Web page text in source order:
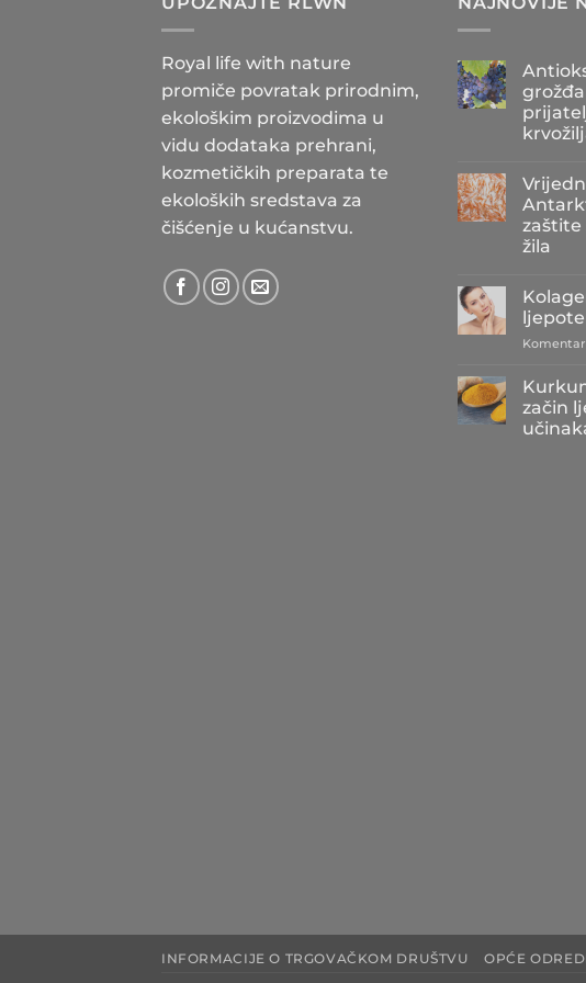
Royal life with nature
promiče povratak prirodnim,
ekološkim proizvodima u
vidu dodataka prehrani,
kozmetičkih preparata te
ekoloških sredstava za
čišćenje u kućanstvu.
na
iz
grožđa
kao
najbolji
krvožilja
zaštite
žila
na
Vrijedni
pomoćnici
s
Antarktika
službi
zaštite
srca
krvnih
začin
INFORMACIJE O TRGOVAČKOM DRUŠTVU OPĆE